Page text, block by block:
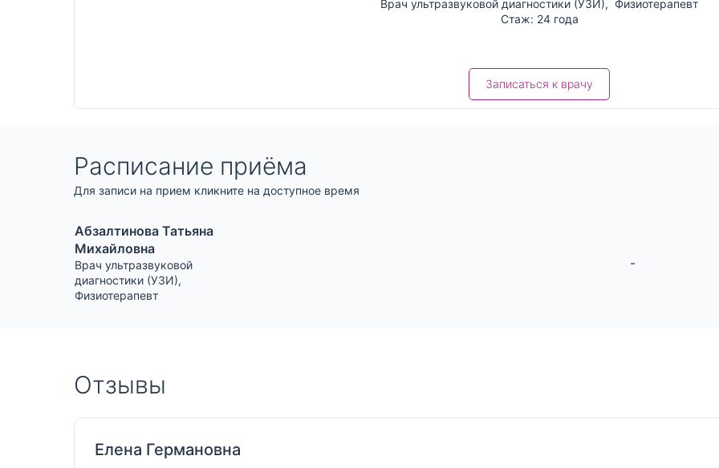
Врач ультразвуковой диагностики (УЗИ), Физиотерапевт
Стаж: 24 года
Записаться к врачу
Расписание приёма
Для записи на прием кликните на доступное время
Абзалтинова Татьяна
Михайловна
Врач ультразвуковой
диагностики (УЗИ),
Физиотерапевт
-
Отзывы
Елена Германовна